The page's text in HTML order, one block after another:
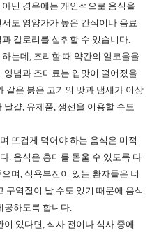
닌 경우에는 개인적으로 음식을
도 영양가가 높은 간식이나 음료
칼로리를 섭취할 수 있습니다.
는데, 조리할 때 약간의 알코올을
념과 조미료는 입맛이 떨어졌을
같은 붉은 고기의 맛과 냄새가 이상
걀, 유제품, 생선을 이용할 수도
뜨겁게 먹어야 하는 음식은 미적
. 음식은 흥미를 돋울 수 있도록 다
며, 식욕부진이 있는 환자들은 너
구역질이 날 수도 있기 때문에 음식
공하도록 합니다.
있다면, 식사 전이나 식사 중에